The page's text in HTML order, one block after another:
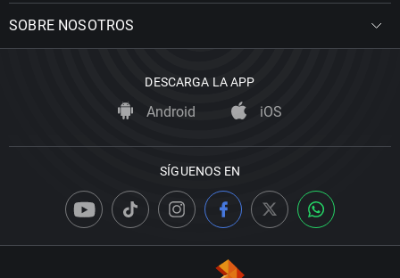
SOBRE NOSOTROS
DESCARGA LA APP
Android iOS
SÍGUENOS EN